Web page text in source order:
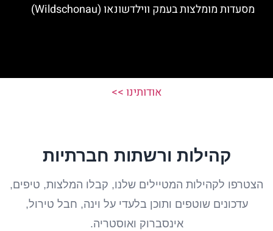
מסעדות מומלצות בעמק ווילדשונאו (Wildschonau)
אודותינו >>
קהילות ורשתות חברתיות
הצטרפו לקהילות המטיילים שלנו, קבלו המלצות, טיפים,
עדכונים שוטפים ותוכן בלעדי על וינה, חבל טירול,
אינסברוק ואוסטריה.